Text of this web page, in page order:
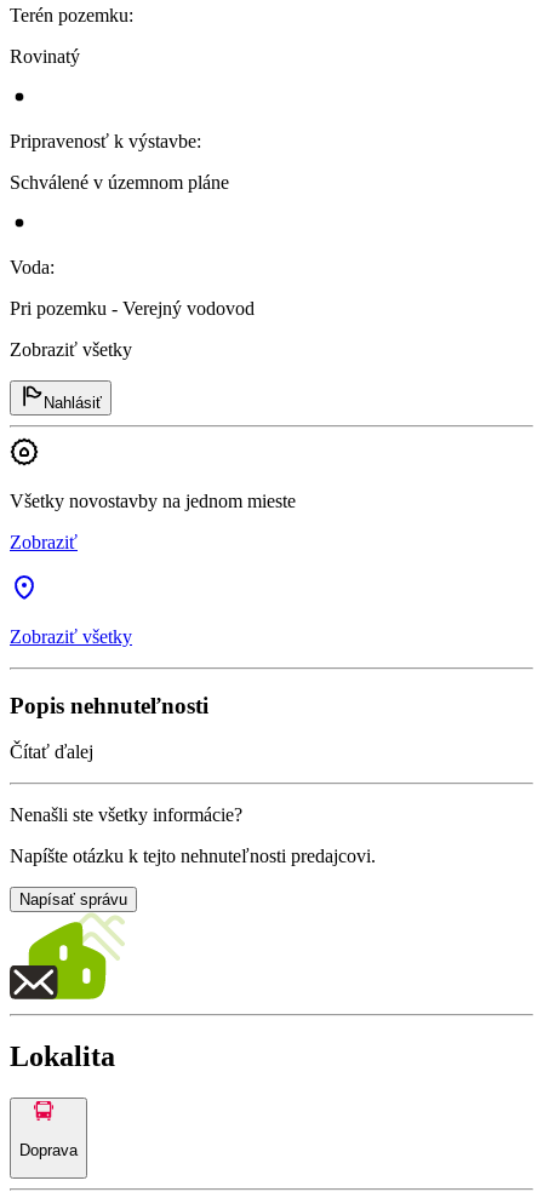
Terén pozemku:
Rovinatý
Pripravenosť k výstavbe:
Schválené v územnom pláne
Voda:
Pri pozemku - Verejný vodovod
Zobraziť všetky
Nahlásiť
Všetky novostavby na jednom mieste
Zobraziť
Zobraziť všetky
Popis nehnuteľnosti
Čítať ďalej
Nenašli ste všetky informácie?
Napíšte otázku k tejto nehnuteľnosti predajcovi.
Napísať správu
Lokalita
Doprava